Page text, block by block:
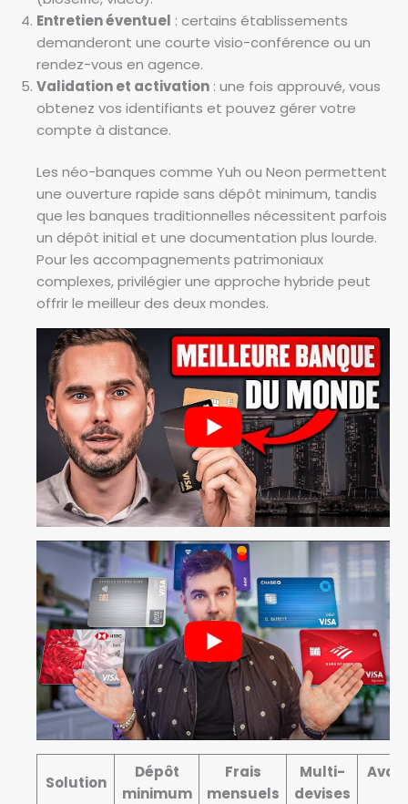
Entretien éventuel : certains établissements
demanderont une courte visio-conférence ou un
rendez-vous en agence.
Validation et activation : une fois approuvé, vous
obtenez vos identifiants et pouvez gérer votre
compte à distance.
Les néo-banques comme Yuh ou Neon permettent
une ouverture rapide sans dépôt minimum, tandis
que les banques traditionnelles nécessitent parfois
un dépôt initial et une documentation plus lourde.
Pour les accompagnements patrimoniaux
complexes, privilégier une approche hybride peut
offrir le meilleur des deux mondes.
Solution
Dépôt
minimum
Frais
mensuels
Multi-
devises